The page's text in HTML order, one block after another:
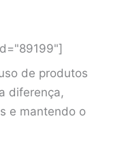
de produtos
diferença,
e mantendo o